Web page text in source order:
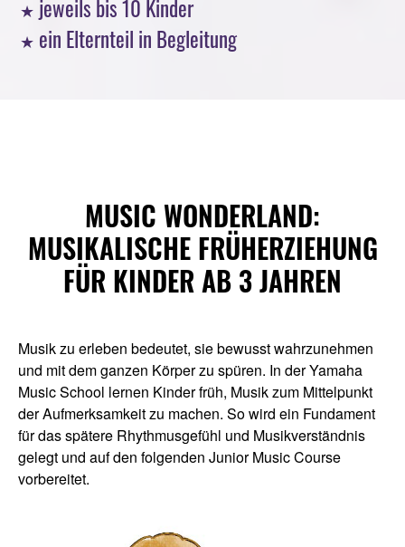
3.4 Recht auf Beschwerde bei einer Aufsichtsbehörde
★ jeweils bis 10 Kinder
★ ein Elternteil in Begleitung
MUSIC WONDERLAND:
MUSIKALISCHE FRÜHERZIEHUNG
FÜR KINDER AB 3 JAHREN
Musik zu erleben bedeutet, sie bewusst wahrzunehmen
und mit dem ganzen Körper zu spüren. In der Yamaha
Music School lernen Kinder früh, Musik zum Mittelpunkt
der Aufmerksamkeit zu machen. So wird ein Fundament
für das spätere Rhythmusgefühl und Musikverständnis
gelegt und auf den folgenden Junior Music Course
vorbereitet.